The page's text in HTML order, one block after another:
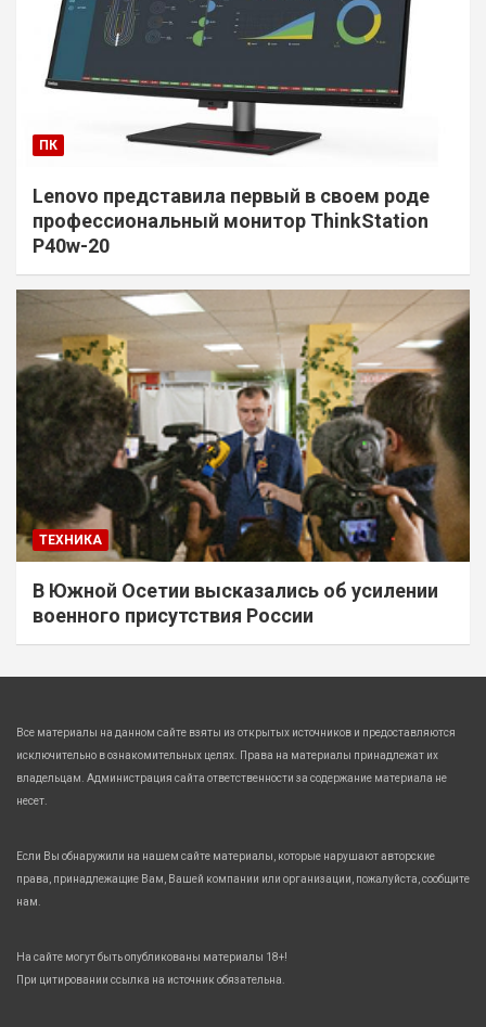
ПК
Lenovo представила первый в своем роде
профессиональный монитор ThinkStation
P40w-20
ТЕХНИКА
В Южной Осетии высказались об усилении
военного присутствия России
Все материалы на данном сайте взяты из открытых источников и предоставляются
исключительно в ознакомительных целях. Права на материалы принадлежат их
владельцам. Администрация сайта ответственности за содержание материала не
несет.
Если Вы обнаружили на нашем сайте материалы, которые нарушают авторские
права, принадлежащие Вам, Вашей компании или организации, пожалуйста, сообщите
нам.
На сайте могут быть опубликованы материалы 18+!
При цитировании ссылка на источник обязательна.